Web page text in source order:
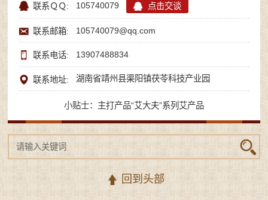
联系ＱＱ: 105740079 点击交谈
联系邮箱: 105740079@qq.com
联系电话: 13907488834
联系地址: 湖南省靖州县渠阳镇茯苓科技产业园
小贴士：主打产品“艾大夫”系列艾产品
回到头部